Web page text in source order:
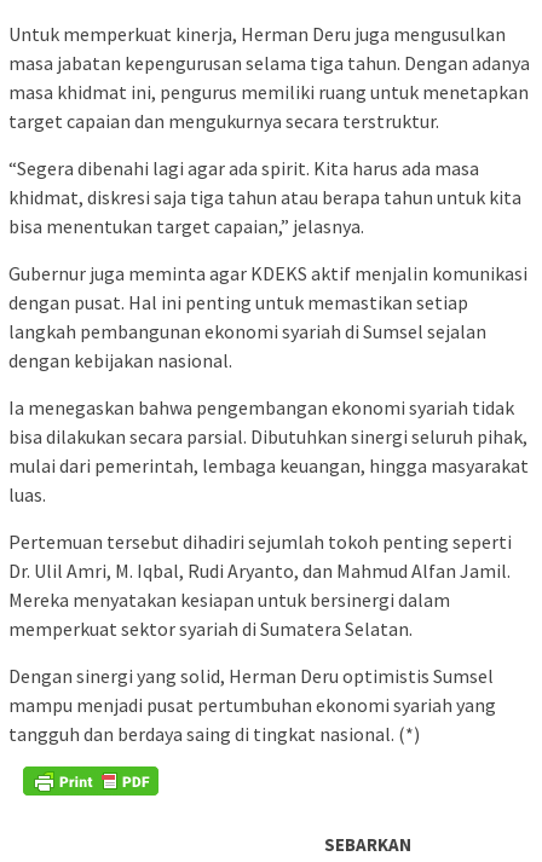
Untuk memperkuat kinerja, Herman Deru juga mengusulkan
masa jabatan kepengurusan selama tiga tahun. Dengan adanya
masa khidmat ini, pengurus memiliki ruang untuk menetapkan
target capaian dan mengukurnya secara terstruktur.
“Segera dibenahi lagi agar ada spirit. Kita harus ada masa
khidmat, diskresi saja tiga tahun atau berapa tahun untuk kita
bisa menentukan target capaian,” jelasnya.
Gubernur juga meminta agar KDEKS aktif menjalin komunikasi
dengan pusat. Hal ini penting untuk memastikan setiap
langkah pembangunan ekonomi syariah di Sumsel sejalan
dengan kebijakan nasional.
Ia menegaskan bahwa pengembangan ekonomi syariah tidak
bisa dilakukan secara parsial. Dibutuhkan sinergi seluruh pihak,
mulai dari pemerintah, lembaga keuangan, hingga masyarakat
luas.
Pertemuan tersebut dihadiri sejumlah tokoh penting seperti
Dr. Ulil Amri, M. Iqbal, Rudi Aryanto, dan Mahmud Alfan Jamil.
Mereka menyatakan kesiapan untuk bersinergi dalam
memperkuat sektor syariah di Sumatera Selatan.
Dengan sinergi yang solid, Herman Deru optimistis Sumsel
mampu menjadi pusat pertumbuhan ekonomi syariah yang
tangguh dan berdaya saing di tingkat nasional. (*)
SEBARKAN